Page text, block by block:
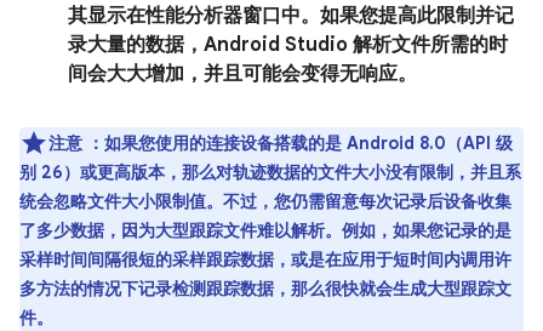
其显示在性能分析器窗口中。如果您提高此限制并记
录大量的数据，Android Studio 解析文件所需的时
间会大大增加，并且可能会变得无响应。
注意 ：如果您使用的连接设备搭载的是 Android 8.0（API 级
别 26）或更高版本，那么对轨迹数据的文件大小没有限制，并且系
统会忽略文件大小限制值。不过，您仍需留意每次记录后设备收集
了多少数据，因为大型跟踪文件难以解析。例如，如果您记录的是
采样时间间隔很短的采样跟踪数据，或是在应用于短时间内调用许
多方法的情况下记录检测跟踪数据，那么很快就会生成大型跟踪文
件。